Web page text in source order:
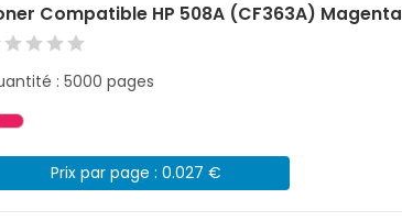
Compatible HP 508A (CF363A) Magenta
: 5000 pages
Prix par page : 0.027 €